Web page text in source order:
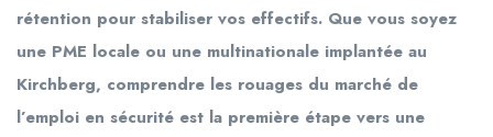
rétention pour stabiliser vos effectifs. Que vous soyez
une PME locale ou une multinationale implantée au
Kirchberg, comprendre les rouages du marché de
l’emploi en sécurité est la première étape vers une